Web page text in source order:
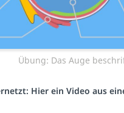
Übung: Das Auge
Hier ein Video aus